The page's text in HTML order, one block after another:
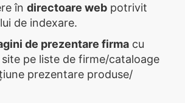
în directoare webpotrivit
de indexare.
de prezentare firmacu
pe liste de firme/cataloage
prezentare produse/